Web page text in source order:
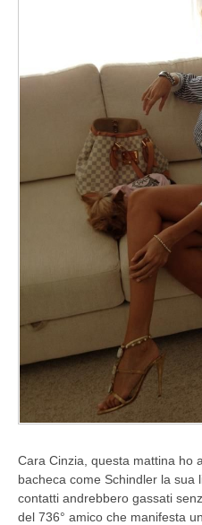
Cara Cinzia, questa mattina ho
bacheca come Schindler la sua
contatti andrebbero gassati
del 736° amico che manifesta